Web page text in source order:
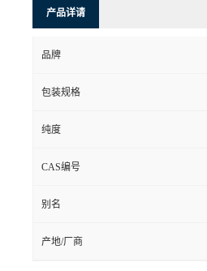
产品详请
品牌
包装规格
纯度
CAS编号
别名
产地/厂商